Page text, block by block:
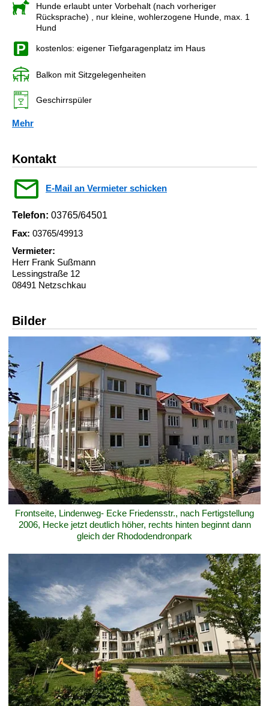
Hunde erlaubt unter Vorbehalt (nach vorheriger
Rücksprache) , nur kleine, wohlerzogene Hunde, max. 1
Hund
kostenlos: eigener Tiefgaragenplatz im Haus
Balkon mit Sitzgelegenheiten
Geschirrspüler
Mehr
Kontakt
E-Mail an Vermieter schicken
Telefon: 03765/64501
Fax: 03765/49913
Vermieter:
Herr Frank Sußmann
Lessingstraße 12
08491 Netzschkau
Bilder
Frontseite, Lindenweg- Ecke Friedensstr., nach Fertigstellung
2006, Hecke jetzt deutlich höher, rechts hinten beginnt dann
gleich der Rhododendronpark